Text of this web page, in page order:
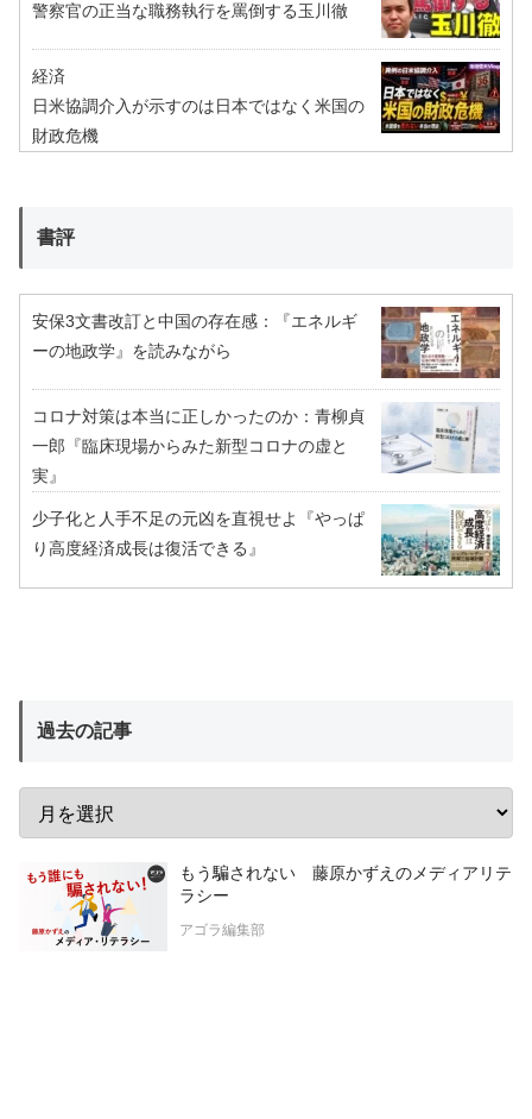
警察官の正当な職務執行を罵倒する玉川徹
経済
日米協調介入が示すのは日本ではなく米国の
財政危機
書評
安保3文書改訂と中国の存在感：『エネルギ
ーの地政学』を読みながら
コロナ対策は本当に正しかったのか：青柳貞
一郎『臨床現場からみた新型コロナの虚と
実』
少子化と人手不足の元凶を直視せよ『やっぱ
り高度経済成長は復活できる』
過去の記事
もう騙されない 藤原かずえのメディアリテ
ラシー
アゴラ編集部